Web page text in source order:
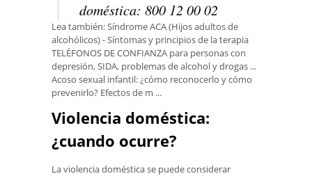
doméstica: 800 12 00 02
Lea también: Síndrome ACA (Hijos adultos de
alcohólicos) - Síntomas y principios de la terapia
TELÉFONOS DE CONFIANZA para personas con
depresión, SIDA, problemas de alcohol y drogas ...
Acoso sexual infantil: ¿cómo reconocerlo y cómo
prevenirlo? Efectos de m ...
Violencia doméstica:
¿cuando ocurre?
La violencia doméstica se puede considerar